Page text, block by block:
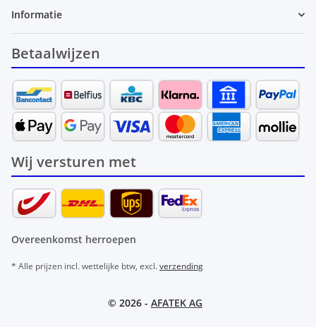
Informatie
Betaalwijzen
Wij versturen met
Overeenkomst herroepen
* Alle prijzen incl. wettelijke btw, excl.verzending
© 2026 - AFATEK AG